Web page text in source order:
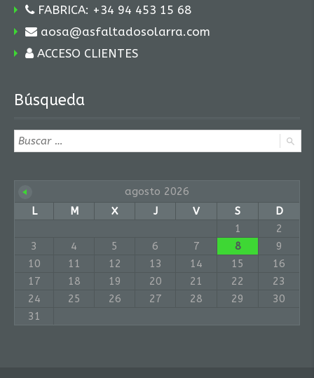
FABRICA: +34 94 453 15 68
aosa@asfaltadosolarra.com
ACCESO CLIENTES
Búsqueda
agosto 2026
L
M X J V S
D
1
2
3
4 5 6 7 8
9
10
11 12 13 14 15
16
17
18 19 20 21 22
23
24
25 26 27 28 29
30
31